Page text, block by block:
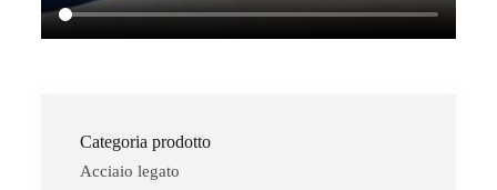
Categoria prodotto
Acciaio legato